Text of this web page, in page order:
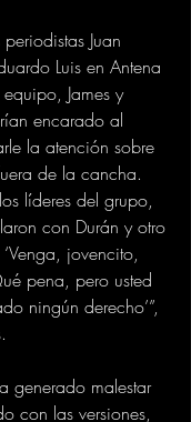
Juan
Luis en Antena
James y
encarado al
la atención sobre
de la cancha.
líderes del grupo,
con Durán y otro
jovencito,
pena, pero usted
ningún derecho’”,
generado malestar
con las versiones,